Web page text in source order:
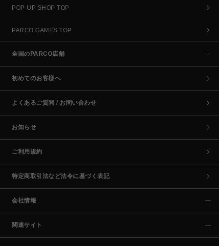
POP-UP SHOP TOP
PARCO GAMES TOP
全国のPARCO店舗
初めてのお客様へ
よくあるご質問 / お問い合わせ
お知らせ
ご利用規約
特定商取引法など法令に基づく表記
会社情報
関連サイト